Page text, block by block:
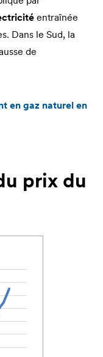
entraînée
Dans le Sud, la
de
en gaz naturel en
prix du